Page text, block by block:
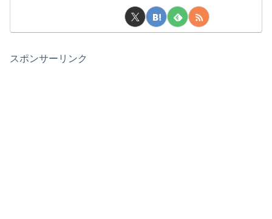
スポンサーリンク